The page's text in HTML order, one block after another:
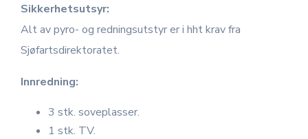
Sikkerhetsutsyr:
Alt av pyro- og redningsutstyr er i hht krav fra
Sjøfartsdirektoratet.
Innredning:
3 stk. soveplasser.
1 stk. TV.